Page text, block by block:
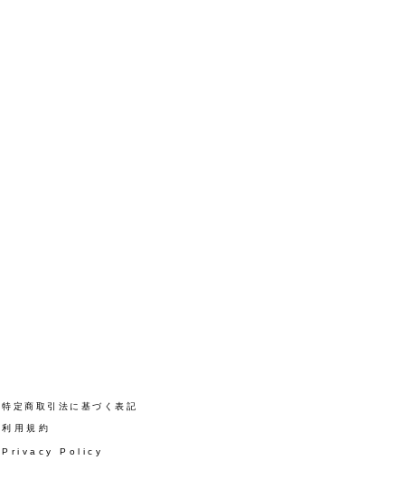
​特定商取引法に基づく表記
​利用規約
Privacy Policy